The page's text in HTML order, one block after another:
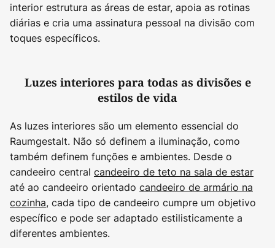
interior estrutura as áreas de estar, apoia as rotinas
diárias e cria uma assinatura pessoal na divisão com
toques específicos.
Luzes interiores para todas as divisões e
estilos de vida
As luzes interiores são um elemento essencial do
Raumgestalt. Não só definem a iluminação, como
também definem funções e ambientes. Desde o
candeeiro central candeeiro de teto na sala de estar
até ao candeeiro orientado candeeiro de armário na
cozinha, cada tipo de candeeiro cumpre um objetivo
específico e pode ser adaptado estilisticamente a
diferentes ambientes.